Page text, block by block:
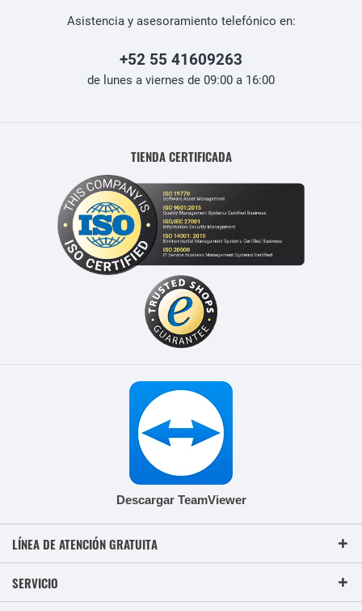
Asistencia y asesoramiento telefónico en:
+52 55 41609263
de lunes a viernes de 09:00 a 16:00
TIENDA CERTIFICADA
Descargar TeamViewer
LÍNEA DE ATENCIÓN GRATUITA
SERVICIO